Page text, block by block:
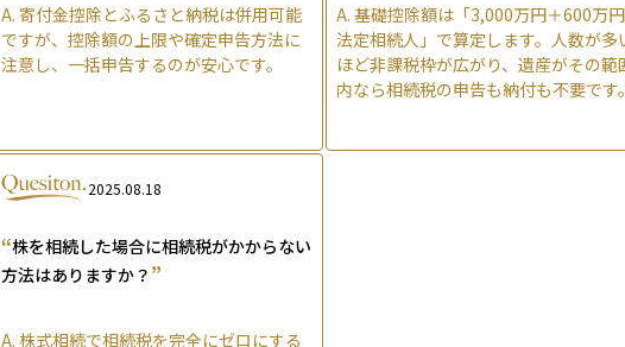
A. 寄付金控除とふるさと納税は併用可能
ですが、控除額の上限や確定申告方法に
注意し、一括申告するのが安心です。
A.基礎控除額は「3,000万円＋600万
法定相続人」で算定します。人数が多
ほど非課税枠が広がり、遺産がその範
内なら相続税の申告も納付も不要です
2025.08.18
“株を相続した場合に相続税がかからない
方法はありますか？ ”
A. 株式相続で相続税を完全にゼロにする